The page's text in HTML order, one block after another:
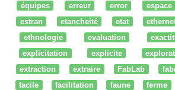
équipes
erreur error espace
estran
etancheité etat
ethnologie
evaluation
explicitation
explicite
extraction
extraire FabLab
facile
facilitation faune ferme